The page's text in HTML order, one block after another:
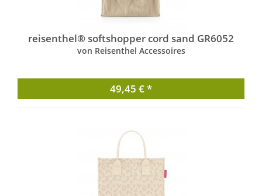
reisenthel® softshopper cord sand GR6052
von Reisenthel Accessoires
49,45 € *